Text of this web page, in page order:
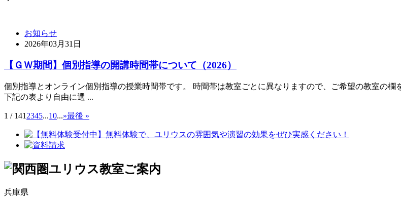
お知らせ
2026年03月31日
【ＧＷ期間】個別指導の開講時間帯について（2026）
個別指導とオンライン個別指導の授業時間帯です。 時間帯は教室ごとに異なりますので、ご希望の教室の
下記の表より自由に選 ...
1 / 141 2345...10...»最後 »
兵庫県